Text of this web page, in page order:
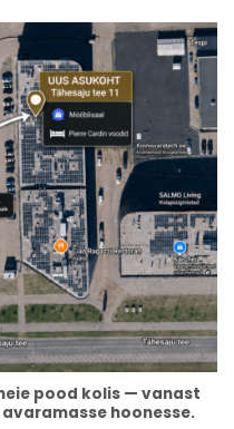
pood kolis — vanast
hoonesse.